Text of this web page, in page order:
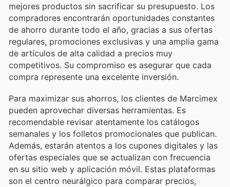
mejores productos sin sacrificar su presupuesto. Los
compradores encontrarán oportunidades constantes
de ahorro durante todo el año, gracias a sus ofertas
regulares, promociones exclusivas y una amplia gama
de artículos de alta calidad a precios muy
competitivos. Su compromiso es asegurar que cada
compra represente una excelente inversión.
Para maximizar sus ahorros, los clientes de Marcimex
pueden aprovechar diversas herramientas. Es
recomendable revisar atentamente los catálogos
semanales y los folletos promocionales que publican.
Además, estarán atentos a los cupones digitales y las
ofertas especiales que se actualizan con frecuencia
en su sitio web y aplicación móvil. Estas plataformas
son el centro neurálgico para comparar precios,